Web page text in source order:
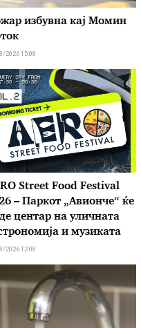
избувна кај Момин
2026 15:08
Street Food Festival
– Паркот „Авионче“ ќе
центар на уличната
и музиката
2026 12:08